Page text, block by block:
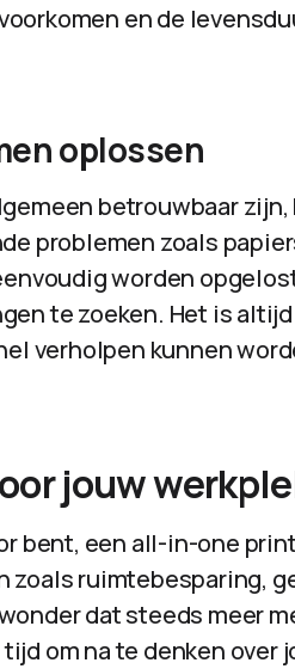
en de
oplossen
betrouwbaar zijn,
problemen zoals
worden
te zoeken. Het is
verholpen kunnen
jouw
bent, een all-in-one
ruimtebesparing,
dat steeds meer
om na te denken over